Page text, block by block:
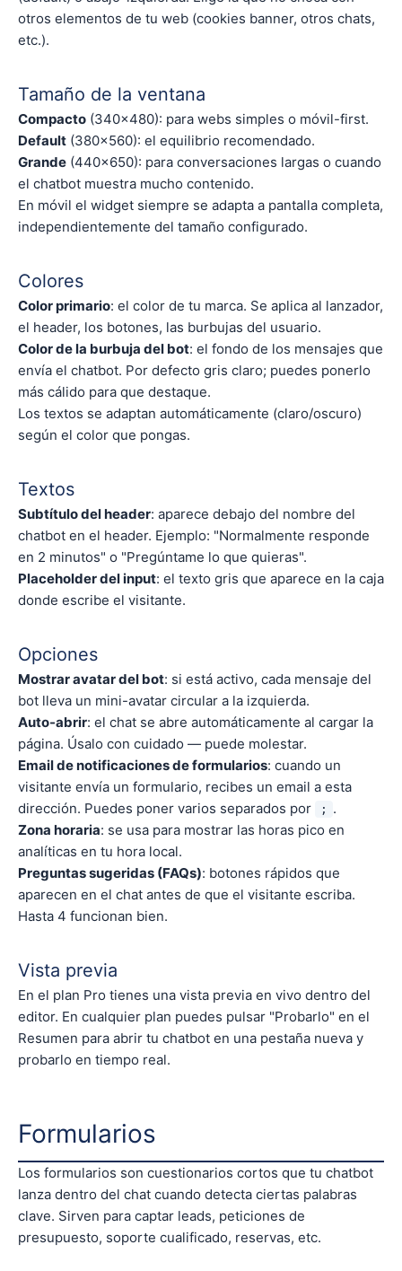
otros elementos de tu web (cookies banner, otros chats,
etc.).
Tamaño de la ventana
Compacto (340×480): para webs simples o móvil-first.
Default (380×560): el equilibrio recomendado.
Grande (440×650): para conversaciones largas o cuando
el chatbot muestra mucho contenido.
En móvil el widget siempre se adapta a pantalla completa,
independientemente del tamaño configurado.
Colores
Color primario: el color de tu marca. Se aplica al lanzador,
el header, los botones, las burbujas del usuario.
Color de la burbuja del bot: el fondo de los mensajes que
envía el chatbot. Por defecto gris claro; puedes ponerlo
más cálido para que destaque.
Los textos se adaptan automáticamente (claro/oscuro)
según el color que pongas.
Textos
Subtítulo del header: aparece debajo del nombre del
chatbot en el header. Ejemplo: "Normalmente responde
en 2 minutos" o "Pregúntame lo que quieras".
Placeholder del input: el texto gris que aparece en la caja
donde escribe el visitante.
Opciones
Mostrar avatar del bot: si está activo, cada mensaje del
bot lleva un mini-avatar circular a la izquierda.
Auto-abrir: el chat se abre automáticamente al cargar la
página. Úsalo con cuidado — puede molestar.
Email de notificaciones de formularios: cuando un
visitante envía un formulario, recibes un email a esta
dirección. Puedes poner varios separados por
;
.
Zona horaria: se usa para mostrar las horas pico en
analíticas en tu hora local.
Preguntas sugeridas (FAQs): botones rápidos que
aparecen en el chat antes de que el visitante escriba.
Hasta 4 funcionan bien.
Vista previa
En el plan Pro tienes una vista previa en vivo dentro del
editor. En cualquier plan puedes pulsar "Probarlo" en el
Resumen para abrir tu chatbot en una pestaña nueva y
probarlo en tiempo real.
Formularios
Los formularios son cuestionarios cortos que tu chatbot
lanza dentro del chat cuando detecta ciertas palabras
clave. Sirven para captar leads, peticiones de
presupuesto, soporte cualificado, reservas, etc.